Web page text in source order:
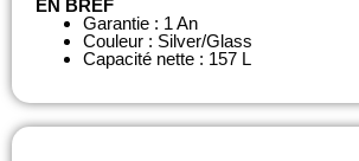
EN BREF
Garantie : 1 An
Couleur : Silver/Glass
Capacité nette : 157 L